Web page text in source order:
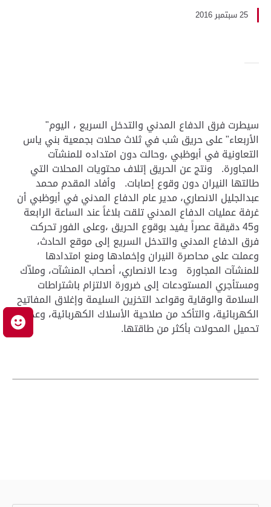
25 سبتمبر 2016
سيطرت فرق الدفاع المدني والتدخل السريع ، اليوم"
الأربعاء" على حريق شب في ثلاث محلات بجمعية بني ياس
التعاونية في أبوظبي ،وحالت دون امتداده للمنشآت
المجاورة. ونتج عن الحريق إتلاف محتويات المحلات التي
طالتها النيران دون وقوع إصابات. وأفاد المقدم محمد
عبدالجليل الانصاري، مدير عام الدفاع المدني في أبوظبي أن
غرفة عمليات الدفاع المدني تلقت بلاغاً عند الساعة الرابعة
و45 دقيقة عصراً يفيد بوقوع الحريق ،وعلى الفور تحركت
فرق الدفاع المدني والتدخل السريع إلى موقع الحادث،
وعملت على محاصرة النيران وإخمادها ومنع امتدادها
للمنشآت المجاورة ودعا الانصاري، أصحاب المنشآت، وملاّك
ومستأجري المستودعات إلى ضرورة الالتزام باشتراطات
السلامة والوقاية وقواعد التخزين السليمة وإغلاق المفاتيح
الكهربائية، والتأكد من صلاحية الأسلاك الكهربائية، وعدم
تحميل المحولات بأكثر من طاقتها.